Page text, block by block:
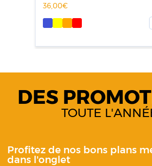
36,00
DES
TOUTE
Profitez de nos bons plans
dans l'onglet